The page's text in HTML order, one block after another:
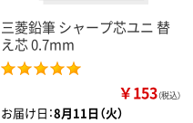
三菱鉛筆 シャープ芯ユニ 替
え芯 0.7mm
￥153（税込）
お届け日：8月11日（火）